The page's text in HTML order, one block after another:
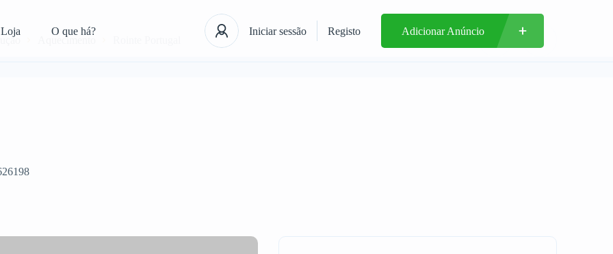
Loja O que há? Iniciar sessão Registo Adicionar Anúncio
Aquecimento